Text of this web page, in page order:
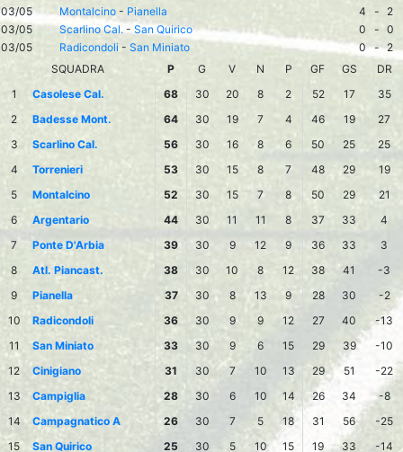
03/05
Montalcino - Pianella 4 -
2
03/05
Scarlino Cal. - San Quirico 0 - 0
03/05
Radicondoli - San Miniato 0 - 2
SQUADRA
P G V N P GF GS
DR
1
Casolese Cal. 68 30 20 8 2 52 17
35
2
Badesse Mont. 64 30 19 7 4 46 19
27
3
Scarlino Cal. 56 30 16 8 6 50 25
25
4
Torrenieri 53 30 15 8 7 48 29
19
5
Montalcino 52 30 15 7 8 50 29
21
6
Argentario 44 30 11 11 8 37 33
4
7
Ponte D'Arbia 39 30 9 12 9 36 33
3
8
Atl. Piancast. 38 30 10 8 12 38 41
-3
9
Pianella 37 30 8 13 9 28 30
-2
10
Radicondoli 36 30 9 9 12 27 40
-13
11
San Miniato 33 30 9 6 15 29 39
-10
12
Cinigiano 31 30 7 10 13 29 51
-22
13
Campiglia 28 30 6 10 14 26 34
-8
14
Campagnatico A 26 30 7 5 18 31 56
-25
15
San Quirico 25 30 5 10 15 19 33 -14